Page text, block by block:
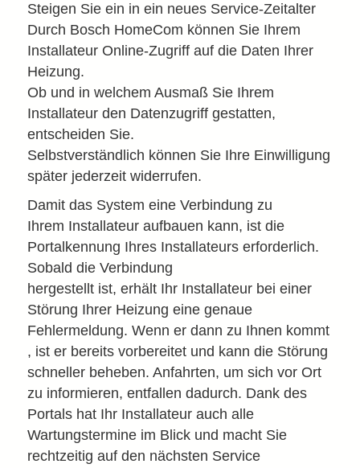
Steigen Sie ein in ein neues Service-Zeitalter
Durch Bosch HomeCom können Sie Ihrem
Installateur Online-Zugriff auf die Daten Ihrer
Heizung.
Ob und in welchem Ausmaß Sie Ihrem
Installateur den Datenzugriff gestatten,
entscheiden Sie.
Selbstverständlich können Sie Ihre Einwilligung
später jederzeit widerrufen.
Damit das System eine Verbindung zu
Ihrem Installateur aufbauen kann, ist die
Portalkennung Ihres Installateurs erforderlich.
Sobald die Verbindung
hergestellt ist, erhält Ihr Installateur bei einer
Störung Ihrer Heizung eine genaue
Fehlermeldung. Wenn er dann zu Ihnen kommt
, ist er bereits vorbereitet und kann die Störung
schneller beheben. Anfahrten, um sich vor Ort
zu informieren, entfallen dadurch. Dank des
Portals hat Ihr Installateur auch alle
Wartungstermine im Blick und macht Sie
rechtzeitig auf den nächsten Service